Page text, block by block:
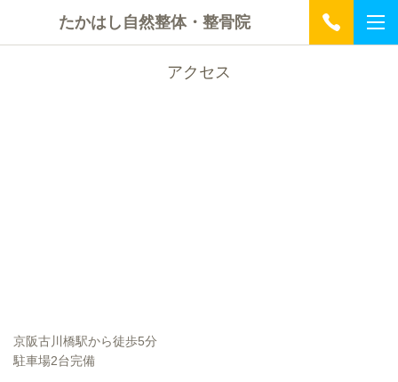
たかはし自然整体・整骨院
アクセス
京阪古川橋駅から徒歩5分
駐車場2台完備